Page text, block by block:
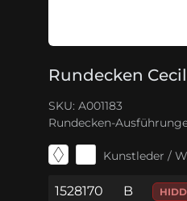
Rundecken
SKU: A001183
Rundecken-
Kunstleder /
1528170 B